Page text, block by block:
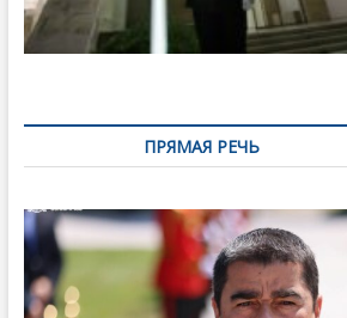
ПРЯМАЯ РЕЧЬ